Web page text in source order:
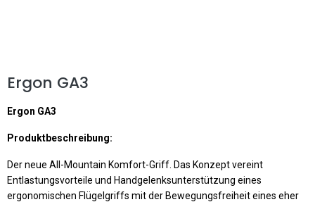
Ergon GA3
Ergon GA3
Produktbeschreibung:
Der neue All-Mountain Komfort-Griff. Das Konzept vereint
Entlastungsvorteile und Handgelenksunterstützung eines
ergonomischen Flügelgriffs mit der Bewegungsfreiheit eines eher